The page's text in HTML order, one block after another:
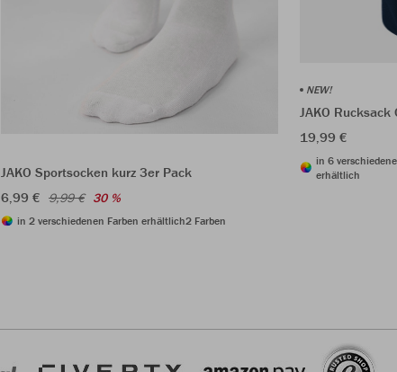
JAKO Sportsocken kurz 3er Pack
6,99 € 9,99 € 30 %
in 2 verschiedenen Farben erhältlich2 Farben
NEW!
JAKO Rucksack
19,99 €
in 6
erhältlich